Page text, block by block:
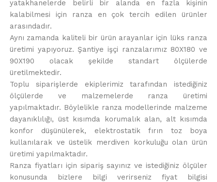
yatakhanelerde belirli bir alanda en fazla kişinin
kalabilmesi için ranza en çok tercih edilen ürünler
arasındadır.
Aynı zamanda kaliteli bir ürün arayanlar için lüks ranza
üretimi yapıyoruz. Şantiye işçi ranzalarımız 80X180 ve
90X190 olacak şekilde standart ölçülerde
üretilmektedir.
Toplu siparişlerde ekiplerimiz tarafından istediğiniz
ölçülerde ve malzemelerde ranza üretimi
yapılmaktadır. Böylelikle ranza modellerinde malzeme
dayanıklılığı, üst kısımda korumalık alan, alt kısımda
konfor düşünülerek, elektrostatik fırın toz boya
kullanılarak ve üstelik merdiven korkuluğu olan ürün
üretimi yapılmaktadır.
Ranza fiyatları için sipariş sayınız ve istediğiniz ölçüler
konusunda bizlere bilgi verirseniz fiyat bilgisi